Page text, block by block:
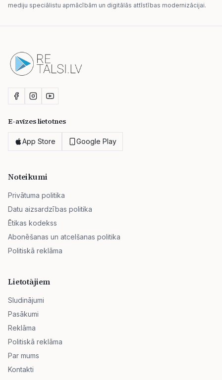
mediju speciālistu apmācībām un digitālās attīstības modernizācijai.
E-avīzes lietotnes
App Store Google Play
Noteikumi
Privātuma politika
Datu aizsardzības politika
Ētikas kodekss
Abonēšanas un atcelšanas politika
Politiskā reklāma
Lietotājiem
Sludinājumi
Pasākumi
Reklāma
Politiskā reklāma
Par mums
Kontakti